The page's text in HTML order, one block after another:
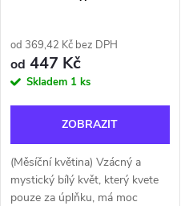
od 369,42 Kč bez DPH
od 447 Kč
Skladem 1 ks
ZOBRAZIT
(Měsíční květina) Vzácný a
mystický bílý květ, který kvete
pouze za úplňku, má moc